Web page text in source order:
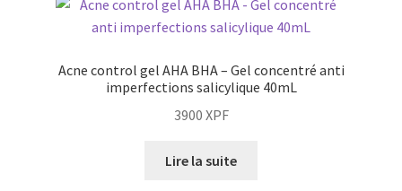
Acne control gel AHA BHA – Gel concentré anti
imperfections salicylique 40mL
3900 XPF
Lire la suite